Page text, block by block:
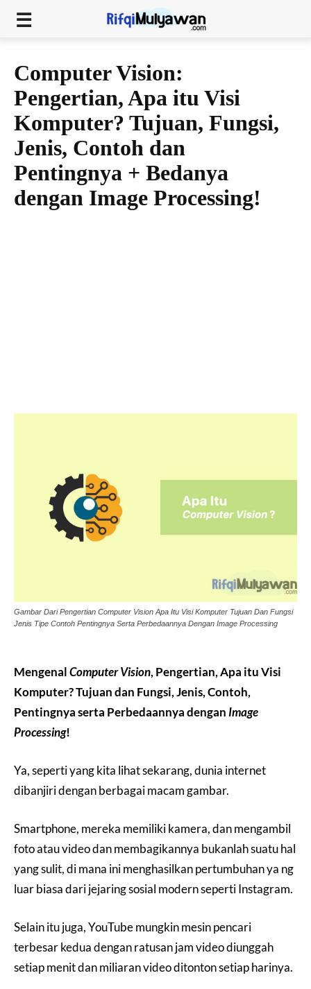
Computer Vision:
Pengertian, Apa itu Visi
Komputer? Tujuan, Fungsi,
Jenis, Contoh dan
Pentingnya + Bedanya
dengan Image Processing!
Gambar Dari Pengertian Computer Vision Apa Itu Visi Komputer Tujuan Dan Fungsi
Jenis Tipe Contoh Pentingnya Serta Perbedaannya Dengan Image Processing
MengenalComputer Vision, Pengertian, Apa itu Visi
Komputer? Tujuan dan Fungsi, Jenis, Contoh,
Pentingnya serta Perbedaannya denganImage
Processing!
Ya, seperti yang kita lihat sekarang, dunia internet
dibanjiri dengan berbagai macam gambar.
Smartphone, mereka memiliki kamera, dan mengambil
foto atau video dan membagikannya bukanlah suatu hal
yang sulit, di mana ini menghasilkan pertumbuhan ya ng
luar biasa dari jejaring sosial modern seperti Instagram.
Selain itu juga, YouTube mungkin mesin pencari
terbesar kedua dengan ratusan jam video diunggah
setiap menit dan miliaran video ditonton setiap harinya.